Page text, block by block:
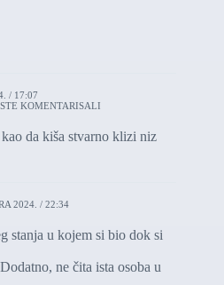
/ 17:07
KOMENTARISALI
da kiša stvarno klizi niz
2024. / 22:34
stanja u kojem si bio dok si
ne čita ista osoba u